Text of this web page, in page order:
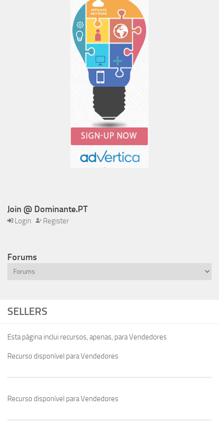
SELLERS
Esta página inclui recursos, apenas, para Vendedores
Recurso disponível para Vendedores
Recurso disponível para Vendedores
Join @ Dominante.PT
Login Register
Forums